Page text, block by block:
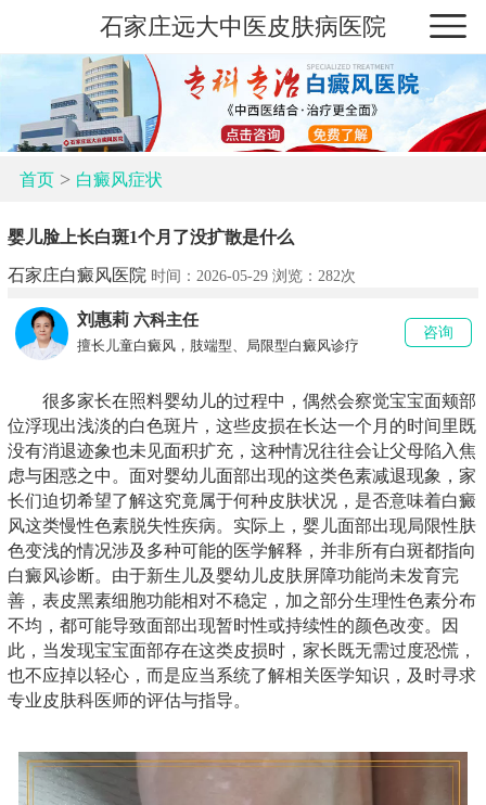
石家庄远大中医皮肤病医院
首页> 白癜风症状
婴儿脸上长白斑1个月了没扩散是什么
石家庄白癜风医院 时间：2026-05-29 浏览： 282次
刘惠莉 六科主任
擅长儿童白癜风，肢端型、局限型白癜风诊疗
咨询
很多家长在照料婴幼儿的过程中，偶然会察觉宝宝面颊部
位浮现出浅淡的白色斑片，这些皮损在长达一个月的时间里既
没有消退迹象也未见面积扩充，这种情况往往会让父母陷入焦
虑与困惑之中。面对婴幼儿面部出现的这类色素减退现象，家
长们迫切希望了解这究竟属于何种皮肤状况，是否意味着白癜
风这类慢性色素脱失性疾病。实际上，婴儿面部出现局限性肤
色变浅的情况涉及多种可能的医学解释，并非所有白斑都指向
白癜风诊断。由于新生儿及婴幼儿皮肤屏障功能尚未发育完
善，表皮黑素细胞功能相对不稳定，加之部分生理性色素分布
不均，都可能导致面部出现暂时性或持续性的颜色改变。因
此，当发现宝宝面部存在这类皮损时，家长既无需过度恐慌，
也不应掉以轻心，而是应当系统了解相关医学知识，及时寻求
专业皮肤科医师的评估与指导。